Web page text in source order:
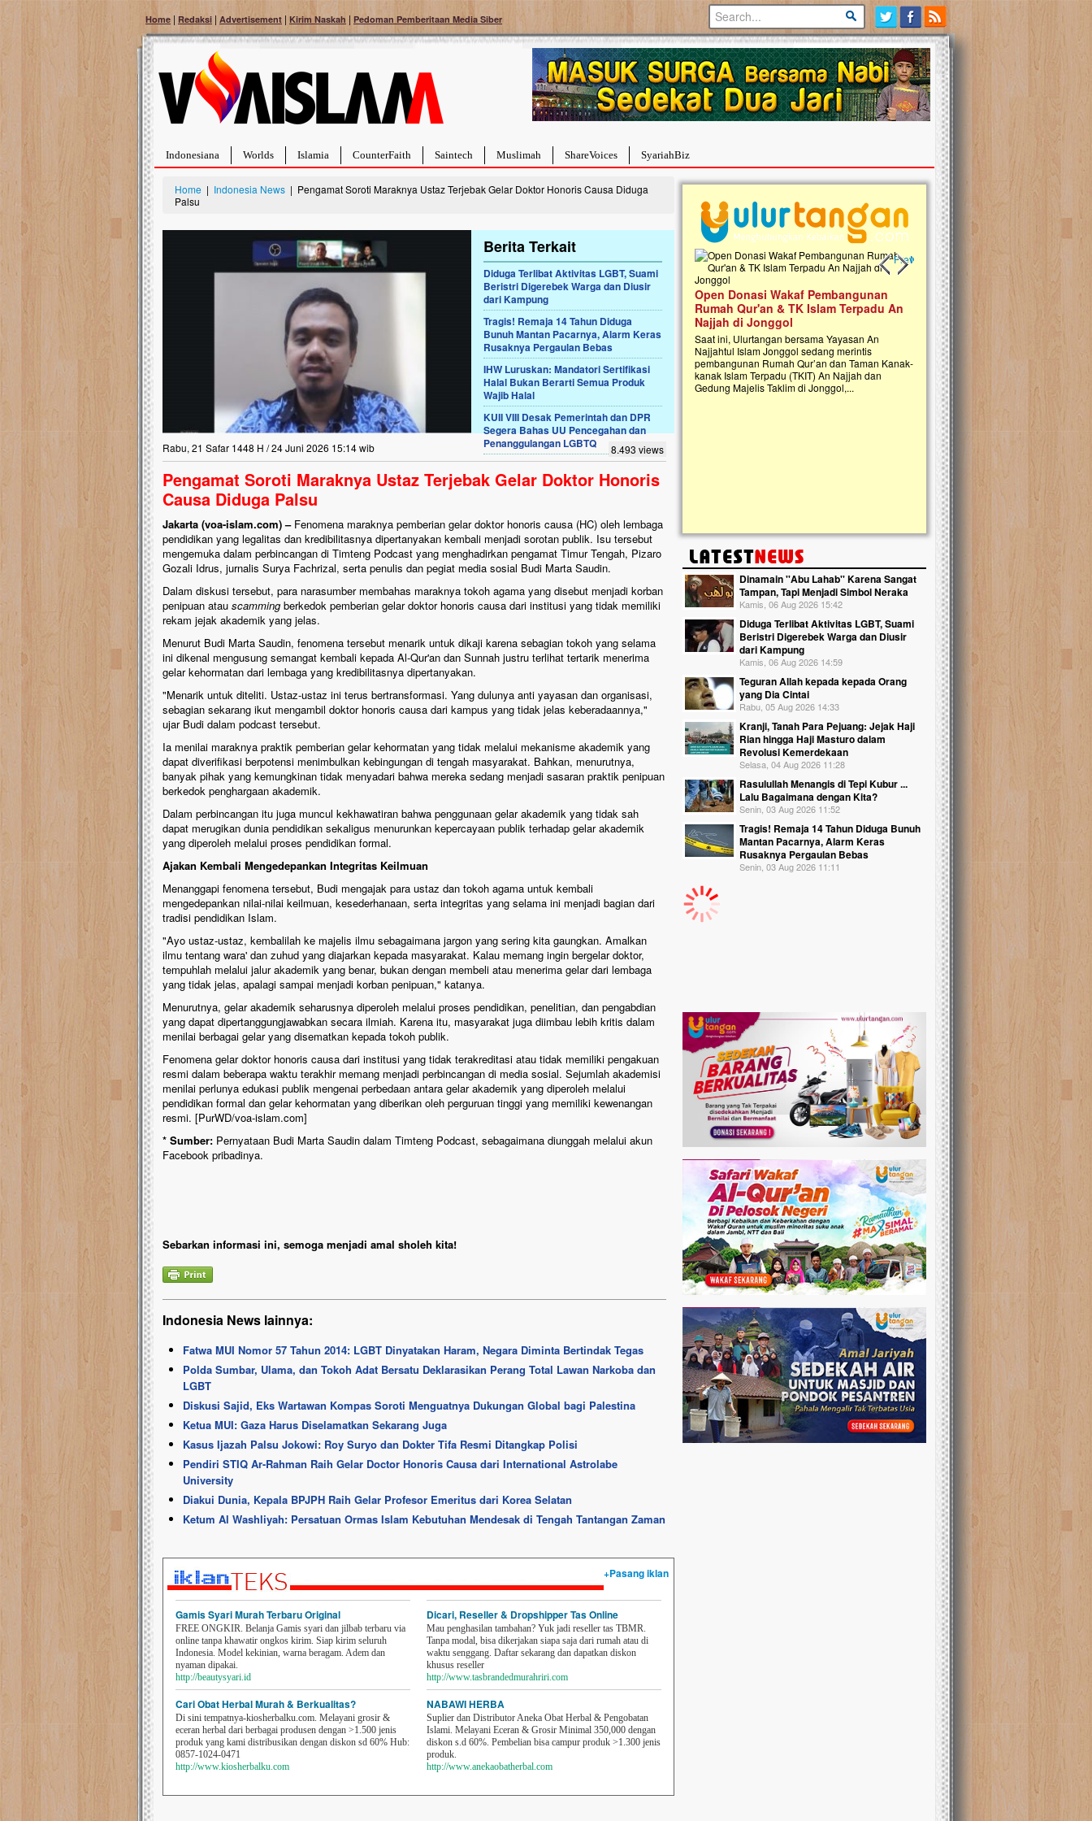
Home | Redaksi | Advertisement | Kirim Naskah | Pedoman Pemberitaan Media Siber
Indonesiana Worlds Islamia CounterFaith Saintech Muslimah ShareVoices SyariahBiz
Home | Indonesia News | Pengamat Soroti Maraknya Ustaz Terjebak Gelar Doktor Honoris Causa Diduga
Palsu
Berita Terkait
Diduga Terlibat Aktivitas LGBT, Suami
Beristri Digerebek Warga dan Diusir
dari Kampung
Tragis! Remaja 14 Tahun Diduga
Bunuh Mantan Pacarnya, Alarm Keras
Rusaknya Pergaulan Bebas
IHW Luruskan: Mandatori Sertifikasi
Halal Bukan Berarti Semua Produk
Wajib Halal
KUII VIII Desak Pemerintah dan DPR
Segera Bahas UU Pencegahan dan
Penanggulangan LGBTQ
Rabu, 21 Safar 1448 H / 24 Juni 2026 15:14 wib 8.493 views
Pengamat Soroti Maraknya Ustaz Terjebak Gelar Doktor Honoris
Causa Diduga Palsu
Jakarta (voa-islam.com) –Fenomena maraknya pemberian gelar doktor honoris causa (HC) oleh lembaga
pendidikan yang legalitas dan kredibilitasnya dipertanyakan kembali menjadi sorotan publik. Isu tersebut
mengemuka dalam perbincangan di Timteng Podcast yang menghadirkan pengamat Timur Tengah, Pizaro
Gozali Idrus, jurnalis Surya Fachrizal, serta penulis dan pegiat media sosial Budi Marta Saudin.
Dalam diskusi tersebut, para narasumber membahas maraknya tokoh agama yang disebut menjadi korban
penipuan atau scamming berkedok pemberian gelar doktor honoris causa dari institusi yang tidak memiliki
rekam jejak akademik yang jelas.
Menurut Budi Marta Saudin, fenomena tersebut menarik untuk dikaji karena sebagian tokoh yang selama
ini dikenal mengusung semangat kembali kepada Al-Qur'an dan Sunnah justru terlihat tertarik menerima
gelar kehormatan dari lembaga yang kredibilitasnya dipertanyakan.
"Menarik untuk diteliti. Ustaz-ustaz ini terus bertransformasi. Yang dulunya anti yayasan dan organisasi,
sebagian sekarang ikut mengambil doktor honoris causa dari kampus yang tidak jelas keberadaannya,"
ujar Budi dalam podcast tersebut.
Ia menilai maraknya praktik pemberian gelar kehormatan yang tidak melalui mekanisme akademik yang
dapat diverifikasi berpotensi menimbulkan kebingungan di tengah masyarakat. Bahkan, menurutnya,
banyak pihak yang kemungkinan tidak menyadari bahwa mereka sedang menjadi sasaran praktik penipuan
berkedok penghargaan akademik.
Dalam perbincangan itu juga muncul kekhawatiran bahwa penggunaan gelar akademik yang tidak sah
dapat merugikan dunia pendidikan sekaligus menurunkan kepercayaan publik terhadap gelar akademik
yang diperoleh melalui proses pendidikan formal.
Ajakan Kembali Mengedepankan Integritas Keilmuan
Menanggapi fenomena tersebut, Budi mengajak para ustaz dan tokoh agama untuk kembali
mengedepankan nilai-nilai keilmuan, kesederhanaan, serta integritas yang selama ini menjadi bagian dari
tradisi pendidikan Islam.
"Ayo ustaz-ustaz, kembalilah ke majelis ilmu sebagaimana jargon yang sering kita gaungkan. Amalkan
ilmu tentang wara' dan zuhud yang diajarkan kepada masyarakat. Kalau memang ingin bergelar doktor,
tempuhlah melalui jalur akademik yang benar, bukan dengan membeli atau menerima gelar dari lembaga
yang tidak jelas, apalagi sampai menjadi korban penipuan," katanya.
Menurutnya, gelar akademik seharusnya diperoleh melalui proses pendidikan, penelitian, dan pengabdian
yang dapat dipertanggungjawabkan secara ilmiah. Karena itu, masyarakat juga diimbau lebih kritis dalam
menilai berbagai gelar yang disematkan kepada tokoh publik.
Fenomena gelar doktor honoris causa dari institusi yang tidak terakreditasi atau tidak memiliki pengakuan
resmi dalam beberapa waktu terakhir memang menjadi perbincangan di media sosial. Sejumlah akademisi
menilai perlunya edukasi publik mengenai perbedaan antara gelar akademik yang diperoleh melalui
pendidikan formal dan gelar kehormatan yang diberikan oleh perguruan tinggi yang memiliki kewenangan
resmi. [PurWD/voa-islam.com]
* Sumber: Pernyataan Budi Marta Saudin dalam Timteng Podcast, sebagaimana diunggah melalui akun
Facebook pribadinya.
Sebarkan informasi ini, semoga menjadi amal sholeh kita!
Indonesia News lainnya:
Fatwa MUI Nomor 57 Tahun 2014: LGBT Dinyatakan Haram, Negara Diminta Bertindak Tegas
Polda Sumbar, Ulama, dan Tokoh Adat Bersatu Deklarasikan Perang Total Lawan Narkoba dan
LGBT
Diskusi Sajid, Eks Wartawan Kompas Soroti Menguatnya Dukungan Global bagi Palestina
Ketua MUI: Gaza Harus Diselamatkan Sekarang Juga
Kasus Ijazah Palsu Jokowi: Roy Suryo dan Dokter Tifa Resmi Ditangkap Polisi
Pendiri STIQ Ar-Rahman Raih Gelar Doctor Honoris Causa dari International Astrolabe
University
Diakui Dunia, Kepala BPJPH Raih Gelar Profesor Emeritus dari Korea Selatan
Ketum Al Washliyah: Persatuan Ormas Islam Kebutuhan Mendesak di Tengah Tantangan Zaman
+Pasang iklan
Gamis Syari Murah Terbaru Original
FREE ONGKIR. Belanja Gamis syari dan jilbab terbaru via
online tanpa khawatir ongkos kirim. Siap kirim seluruh
Indonesia. Model kekinian, warna beragam. Adem dan
nyaman dipakai.
http://beautysyari.id
Cari Obat Herbal Murah & Berkualitas?
Di sini tempatnya-kiosherbalku.com. Melayani grosir &
eceran herbal dari berbagai produsen dengan >1.500 jenis
produk yang kami distribusikan dengan diskon sd 60% Hub:
0857-1024-0471
http://www.kiosherbalku.com
Dicari, Reseller & Dropshipper Tas Online
Mau penghasilan tambahan? Yuk jadi reseller tas TBMR.
Tanpa modal, bisa dikerjakan siapa saja dari rumah atau di
waktu senggang. Daftar sekarang dan dapatkan diskon
khusus reseller
http://www.tasbrandedmurahriri.com
NABAWI HERBA
Suplier dan Distributor Aneka Obat Herbal & Pengobatan
Islami. Melayani Eceran & Grosir Minimal 350,000 dengan
diskon s.d 60%. Pembelian bisa campur produk >1.300 jenis
produk.
http://www.anekaobatherbal.com
Previous slide
Next slide
Bantu Naura, Balita Hebat Sembuh Dari
Tumor Pembuluh Darah
Hidup Naura Salsabila dipenuhi dengan
rintangan yang sangat berat. Meskipun baru
berusia sepuluh bulan, bayi yang imut ini harus
menghadapi penyakit yang dahsyat, yaitu tumor
pembuluh darah berukuran...
Lima Tahun Mangkrak, Masjid di
Pelosok ini Mengenaskan. Ayo Bantu.!!
Nasib masjid di Kampung Cilumbu ini sungguh
mengenaskan. Lima tahun mangkrak, kini nyaris
hujan....
Palestina Masih Berduka, Ayo Ulurkan
Tangan Bantu Mereka
Sahabat, Ulurtangan mari kirimkan dukungan
terbaikmu untuk warga Palestina di Gaza demi
menguatkan mereka menghadapi situasi
mencekam ini. Mari dukung mereka dengan
berdonasi dengan cara:...
Open Donasi Wakaf Pembangunan
Rumah Qur'an & TK Islam Terpadu An
Najjah di Jonggol
Saat ini, Ulurtangan bersama Yayasan An
Najjahtul Islam Jonggol sedang merintis
pembangunan Rumah Qur’an dan Taman Kanak-
kanak Islam Terpadu (TKIT) An Najjah dan
Gedung Majelis Taklim di Jonggol,...
Ulurtangan Bersama PDUI Kota
Safari Wakaf Qur'an dan Tebar
Sembako ke Pelosok Negeri
Mari bergabung dalam memperkuat
kebaikan di pelosok negeri dengan
Qur'an. Jangan ragu untuk menjadi
kebaikan ini. Abadikan harta dengan
Qur'an dan saksikan...
Dinamain ''Abu Lahab'' Karena Sangat
Tampan, Tapi Menjadi Simbol Neraka
Kamis, 06 Aug 2026 15:42
Diduga Terlibat Aktivitas LGBT, Suami
Beristri Digerebek Warga dan Diusir
dari Kampung
Kamis, 06 Aug 2026 14:59
Teguran Allah kepada kepada Orang
yang Dia Cintai
Rabu, 05 Aug 2026 14:33
Kranji, Tanah Para Pejuang: Jejak Haji
Rian hingga Haji Masturo dalam
Revolusi Kemerdekaan
Selasa, 04 Aug 2026 11:28
Rasulullah Menangis di Tepi Kubur ...
Lalu Bagaimana dengan Kita?
Senin, 03 Aug 2026 11:52
Tragis! Remaja 14 Tahun Diduga Bunuh
Mantan Pacarnya, Alarm Keras
Rusaknya Pergaulan Bebas
Senin, 03 Aug 2026 11:11